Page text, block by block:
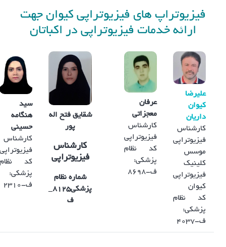
فیزیوتراپ های فیزیوتراپی کیوان جهت
ارائه خدمات فیزیوتراپی در اکباتان
علیرضا
کیوان
داریان
کارشناس
فیزیوتراپی
موسس
کلینیک
فیزیوتراپی
کیوان
کد نظام
پزشکی:
ف-4037
عرفان
معجزاتی
کارشناس
فیزیوتراپی
کد نظام
پزشکی:
ف-8698
شقایق فتح اله
پور
کارشناس
فیزیوتراپی
شماره نظام
پزشکی
ف
سید
هنگامه
حسینی
کارشناس
فیزیوتراپی
کد نظام
پزشکی:
ف-2310